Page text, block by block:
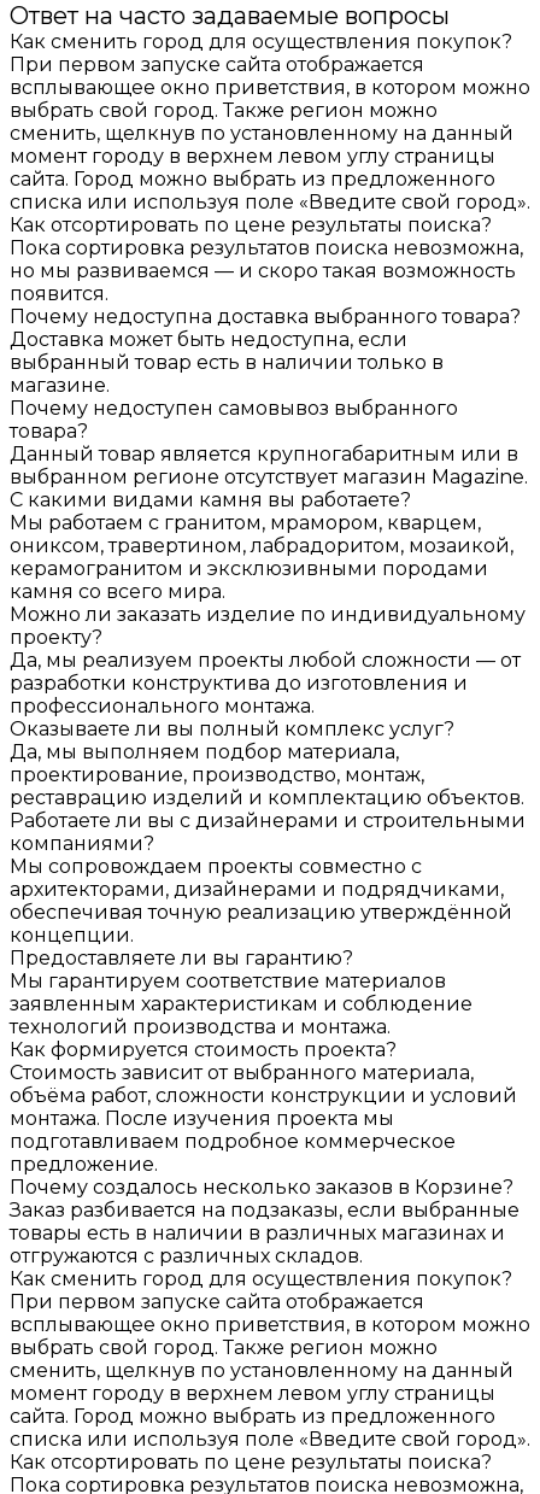
Ответ на часто задаваемые вопросы
Как сменить город для осуществления покупок?
При первом запуске сайта отображается
всплывающее окно приветствия, в котором можно
выбрать свой город. Также регион можно
сменить, щелкнув по установленному на данный
момент городу в верхнем левом углу страницы
сайта. Город можно выбрать из предложенного
списка или используя поле «Введите свой город».
Как отсортировать по цене результаты поиска?
Пока сортировка результатов поиска невозможна,
но мы развиваемся — и скоро такая возможность
появится.
Почему недоступна доставка выбранного товара?
Доставка может быть недоступна, если
выбранный товар есть в наличии только в
магазине.
Почему недоступен самовывоз выбранного
товара?
Данный товар является крупногабаритным или в
выбранном регионе отсутствует магазин Magazine.
С какими видами камня вы работаете?
Мы работаем с гранитом, мрамором, кварцем,
ониксом, травертином, лабрадоритом, мозаикой,
керамогранитом и эксклюзивными породами
камня со всего мира.
Можно ли заказать изделие по индивидуальному
проекту?
Да, мы реализуем проекты любой сложности — от
разработки конструктива до изготовления и
профессионального монтажа.
Оказываете ли вы полный комплекс услуг?
Да, мы выполняем подбор материала,
проектирование, производство, монтаж,
реставрацию изделий и комплектацию объектов.
Работаете ли вы с дизайнерами и строительными
компаниями?
Мы сопровождаем проекты совместно с
архитекторами, дизайнерами и подрядчиками,
обеспечивая точную реализацию утверждённой
концепции.
Предоставляете ли вы гарантию?
Мы гарантируем соответствие материалов
заявленным характеристикам и соблюдение
технологий производства и монтажа.
Как формируется стоимость проекта?
Стоимость зависит от выбранного материала,
объёма работ, сложности конструкции и условий
монтажа. После изучения проекта мы
подготавливаем подробное коммерческое
предложение.
Почему создалось несколько заказов в Корзине?
Заказ разбивается на подзаказы, если выбранные
товары есть в наличии в различных магазинах и
отгружаются с различных складов.
Как сменить город для осуществления покупок?
При первом запуске сайта отображается
всплывающее окно приветствия, в котором можно
выбрать свой город. Также регион можно
сменить, щелкнув по установленному на данный
момент городу в верхнем левом углу страницы
сайта. Город можно выбрать из предложенного
списка или используя поле «Введите свой город».
Как отсортировать по цене результаты поиска?
Пока сортировка результатов поиска невозможна,